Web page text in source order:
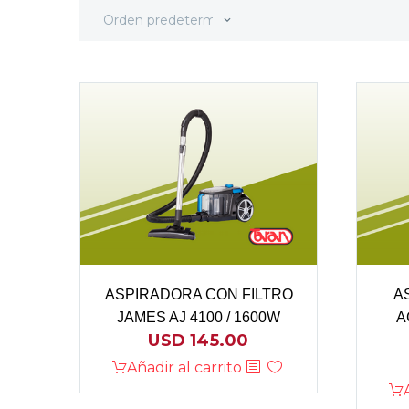
Orden predeterminado
ASPIRADORA CON FILTRO
JAMES AJ 4100 / 1600W
USD145.00
Añadir al carrito